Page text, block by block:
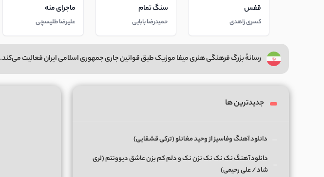
قفس
کسری زاهدی
سنگ تمام
حمیدرضا بابایی
ماجرای منه
علیرضا طلیسچی
رسانهٔ بزرگ فرهنگی هنری میفا موزیک طبق قوانین جاری جمهوری اسلامی ایران فعالیت می‌کند.
جدیدترین ها
دانلود آهنگ وفاسیز از وحید مغانلو (ترکی قشقایی)
دانلود آهنگ نک نک نک نزن نک و دلم کم بزن عاشق دیوونتم (لری
شاد / علی رحیمی)